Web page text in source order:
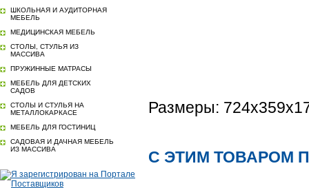
ШКОЛЬНАЯ И АУДИТОРНАЯ
МЕБЕЛЬ
МЕДИЦИНСКАЯ МЕБЕЛЬ
СТОЛЫ, СТУЛЬЯ ИЗ
МАССИВА
ПРУЖИННЫЕ МАТРАСЫ
МЕБЕЛЬ ДЛЯ ДЕТСКИХ
САДОВ
СТОЛЫ И СТУЛЬЯ НА
МЕТАЛЛОКАРКАСЕ
МЕБЕЛЬ ДЛЯ ГОСТИНИЦ
САДОВАЯ И ДАЧНАЯ МЕБЕЛЬ
ИЗ МАССИВА
Размеры:
С ЭТИМ ТОВАРОМ